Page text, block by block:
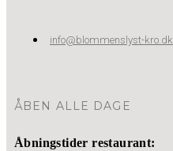
info@blommenslyst-kro.dk
ÅBEN ALLE DAGE
Åbningstider restaurant: